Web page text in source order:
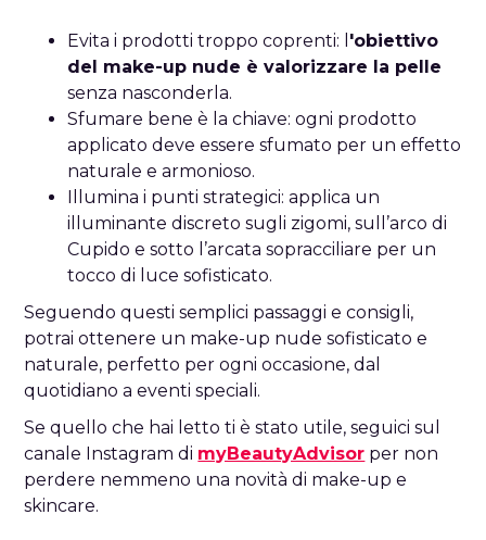
Evita i prodotti troppo coprenti: l 'obiettivo
del make-up nude è valorizzare la pelle
senza nasconderla.
Sfumare bene è la chiave: ogni prodotto
applicato deve essere sfumato per un effetto
naturale e armonioso.
Illumina i punti strategici: applica un
illuminante discreto sugli zigomi, sull’arco di
Cupido e sotto l’arcata sopracciliare per un
tocco di luce sofisticato.
Seguendo questi semplici passaggi e consigli,
potrai ottenere un make-up nude sofisticato e
naturale, perfetto per ogni occasione, dal
quotidiano a eventi speciali.
Se quello che hai letto ti è stato utile, seguici sul
canale Instagram di myBeautyAdvisor per non
perdere nemmeno una novità di make-up e
skincare.